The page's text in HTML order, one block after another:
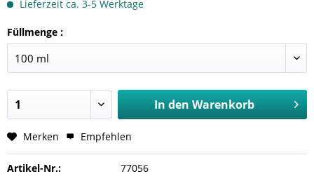
Lieferzeit ca. 3-5 Werktage
Füllmenge :
In den Warenkorb
Merken Empfehlen
Artikel-Nr.: 77056